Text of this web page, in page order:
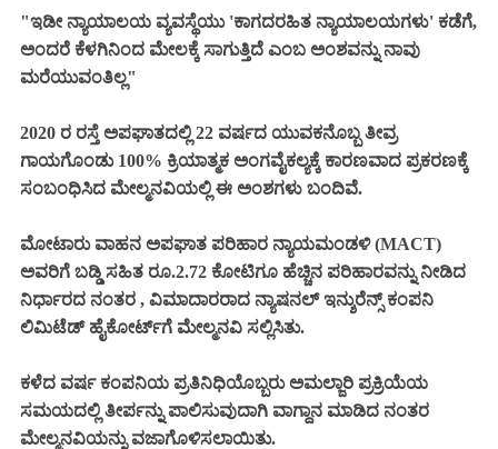
"ಇಡೀ ನ್ಯಾಯಾಲಯ ವ್ಯವಸ್ಥೆಯು 'ಕಾಗದರಹಿತ ನ್ಯಾಯಾಲಯಗಳು' ಕಡೆಗೆ,
ಅಂದರೆ ಕೆಳಗಿನಿಂದ ಮೇಲಕ್ಕೆ ಸಾಗುತ್ತಿದೆ ಎಂಬ ಅಂಶವನ್ನು ನಾವು
ಮರೆಯುವಂತಿಲ್ಲ"
2020 ರ ರಸ್ತೆ ಅಪಘಾತದಲ್ಲಿ 22 ವರ್ಷದ ಯುವಕನೊಬ್ಬ ತೀವ್ರ
ಗಾಯಗೊಂಡು 100% ಕ್ರಿಯಾತ್ಮಕ ಅಂಗವೈಕಲ್ಯಕ್ಕೆ ಕಾರಣವಾದ ಪ್ರಕರಣಕ್ಕೆ
ಸಂಬಂಧಿಸಿದ ಮೇಲ್ಮನವಿಯಲ್ಲಿ ಈ ಅಂಶಗಳು ಬಂದಿವೆ.
ಮೋಟಾರು ವಾಹನ ಅಪಘಾತ ಪರಿಹಾರ ನ್ಯಾಯಮಂಡಳಿ (MACT)
ಅವರಿಗೆ ಬಡ್ಡಿ ಸಹಿತ ರೂ.2.72 ಕೋಟಿಗೂ ಹೆಚ್ಚಿನ ಪರಿಹಾರವನ್ನು ನೀಡಿದ
ನಿರ್ಧಾರದ ನಂತರ , ವಿಮಾದಾರರಾದ ನ್ಯಾಷನಲ್ ಇನ್ಶುರೆನ್ಸ್ ಕಂಪನಿ
ಲಿಮಿಟೆಡ್ ಹೈಕೋರ್ಟ್‌ಗೆ ಮೇಲ್ಮನವಿ ಸಲ್ಲಿಸಿತು.
ಕಳೆದ ವರ್ಷ ಕಂಪನಿಯ ಪ್ರತಿನಿಧಿಯೊಬ್ಬರು ಅಮಲ್ಜಾರಿ ಪ್ರಕ್ರಿಯೆಯ
ಸಮಯದಲ್ಲಿ ತೀರ್ಪನ್ನು ಪಾಲಿಸುವುದಾಗಿ ವಾಗ್ದಾನ ಮಾಡಿದ ನಂತರ
ಮೇಲ್ಮನವಿಯನ್ನು ವಜಾಗೊಳಿಸಲಾಯಿತು.